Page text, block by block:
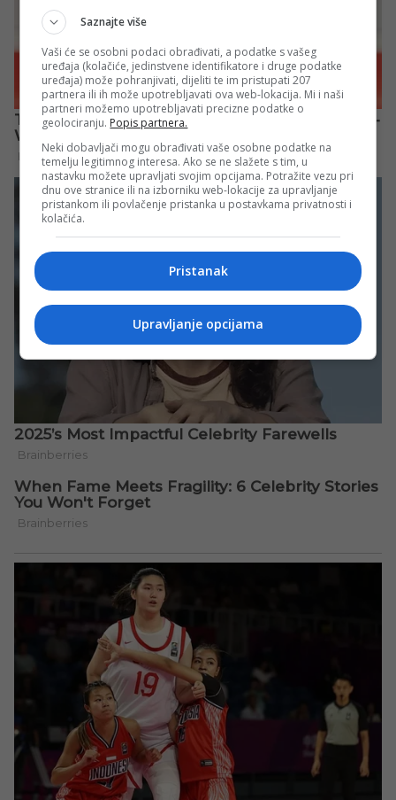
Saznajte više
Vaši će se osobni podaci obrađivati, a podatke s vašeg
uređaja (kolačiće, jedinstvene identifikatore i druge podatke
uređaja) može pohranjivati, dijeliti te im pristupati 207
partnera ili ih može upotrebljavati ova web-lokacija. Mi i naši
partneri možemo upotrebljavati precizne podatke o
geolociranju. Popis partnera.
Neki dobavljači mogu obrađivati vaše osobne podatke na
temelju legitimnog interesa. Ako se ne slažete s tim, u
nastavku možete upravljati svojim opcijama. Potražite vezu pri
dnu ove stranice ili na izborniku web-lokacije za upravljanje
pristankom ili povlačenje pristanka u postavkama privatnosti i
kolačića.
Pristanak
Upravljanje opcijama